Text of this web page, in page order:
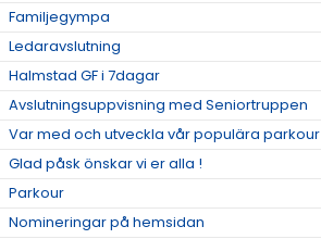
Familjegympa
Ledaravslutning
Halmstad GF i 7dagar
Avslutningsuppvisning med Seniortruppen
Var med och utveckla vår populära parkour
Glad påsk önskar vi er alla !
Parkour
Nomineringar på hemsidan